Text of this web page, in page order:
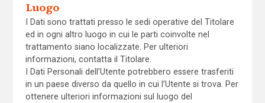
Luogo
I Dati sono trattati presso le sedi operative del Titolare
ed in ogni altro luogo in cui le parti coinvolte nel
trattamento siano localizzate. Per ulteriori
informazioni, contatta il Titolare.
I Dati Personali dell’Utente potrebbero essere trasferiti
in un paese diverso da quello in cui l’Utente si trova. Per
ottenere ulteriori informazioni sul luogo del